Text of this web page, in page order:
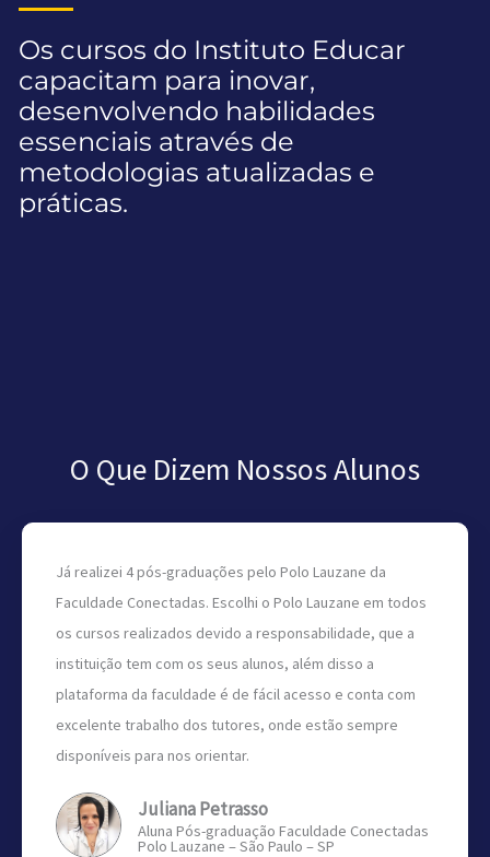
Os cursos do Instituto Educar
capacitam para inovar,
desenvolvendo habilidades
essenciais através de
metodologias atualizadas e
práticas.
O Que Dizem Nossos Alunos
Já realizei 4 pós-graduações pelo Polo Lauzane da
Faculdade Conectadas. Escolhi o Polo Lauzane em todos
os cursos realizados devido a responsabilidade, que a
instituição tem com os seus alunos, além disso a
plataforma da faculdade é de fácil acesso e conta com
excelente trabalho dos tutores, onde estão sempre
disponíveis para nos orientar.
Juliana Petrasso
Aluna Pós-graduação Faculdade Conectadas
Polo Lauzane – São Paulo – SP